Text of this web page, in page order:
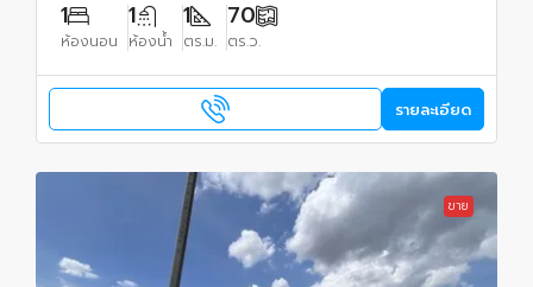
1
ห้องนอน
1
ห้องน้ำ
1
ตร.ม.
70
ตร.ว.
รายละเอียด
ขาย